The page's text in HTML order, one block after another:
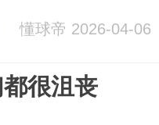
懂球帝 2026-04-06
很沮丧